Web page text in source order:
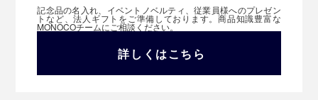
記念品の名入れ、イベントノベルティ、従業員様へのプレゼン
トなど、法人ギフトをご準備しております。商品知識豊富な
MONOCOチームにご相談ください。
詳しくはこちら